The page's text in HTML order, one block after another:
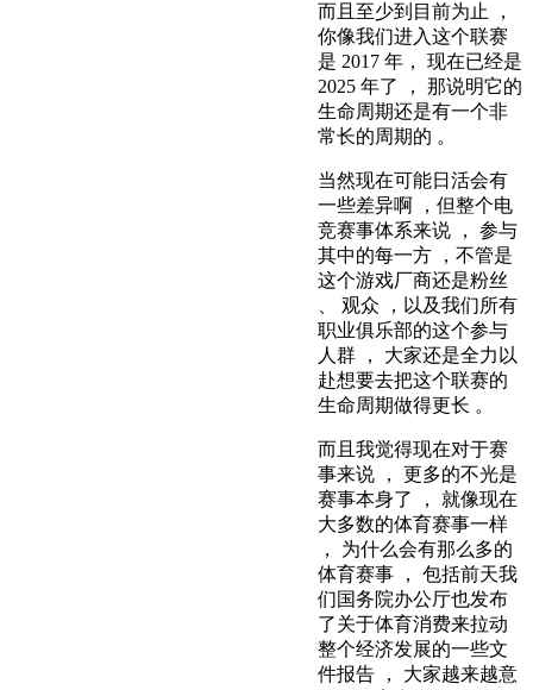
而且至少到目前为止 ，
你像我们进入这个联赛
是 2017 年， 现在已经是
2025 年了 ， 那说明它的
生命周期还是有一个非
常长的周期的 。
当然现在可能日活会有
一些差异啊 ，但整个电
竞赛事体系来说 ， 参与
其中的每一方 ，不管是
这个游戏厂商还是粉丝
、 观众 ，以及我们所有
职业俱乐部的这个参与
人群 ， 大家还是全力以
赴想要去把这个联赛的
生命周期做得更长 。
而且我觉得现在对于赛
事来说 ， 更多的不光是
赛事本身了 ， 就像现在
大多数的体育赛事一样
， 为什么会有那么多的
体育赛事 ， 包括前天我
们国务院办公厅也发布
了关于体育消费来拉动
整个经济发展的一些文
件报告 ， 大家越来越意